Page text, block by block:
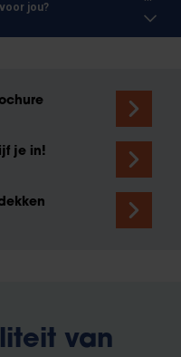
jou?
je in!
van